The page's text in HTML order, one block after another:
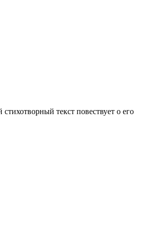
текст повествует о его